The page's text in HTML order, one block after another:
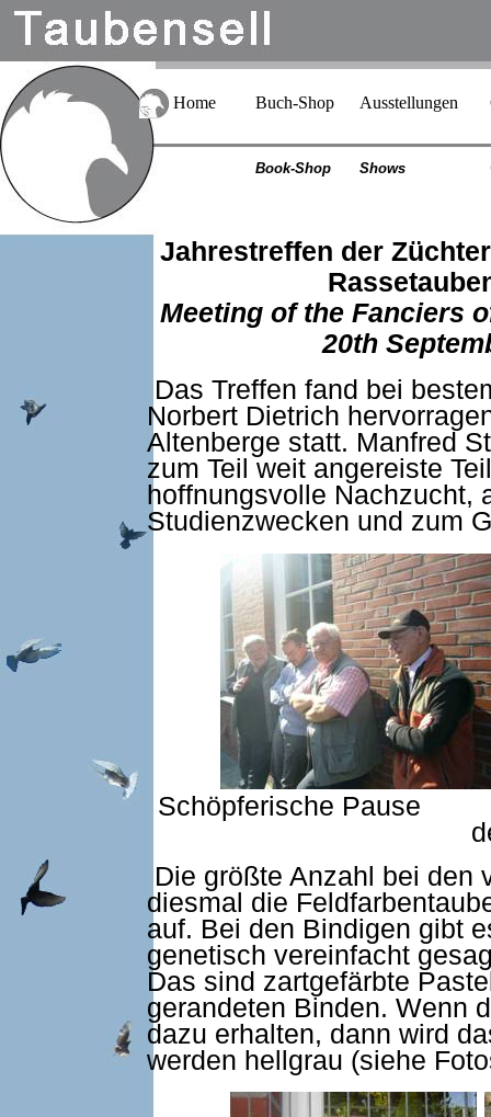
Home Buch-Shop Ausstellungen
Book-Shop Shows
Jahrestreffen der
Meeting of the Fanciers
20th
Das Treffen fand bei
Norbert Dietrich
Altenberge statt. Manfred
zum Teil weit angereiste
hoffnungsvolle Nachzucht,
Studienzwecken und zum
Schöpferische
Die größte Anzahl bei den
diesmal die
auf. Bei den Bindigen gibt
genetisch vereinfacht
Das sind zartgefärbte
gerandeten Binden. Wenn
dazu erhalten, dann wird
werden hellgrau (siehe